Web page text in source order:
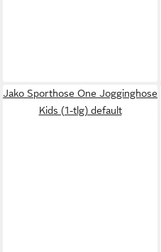
Jako Sporthose One Jogginghose
Kids (1-tlg) default